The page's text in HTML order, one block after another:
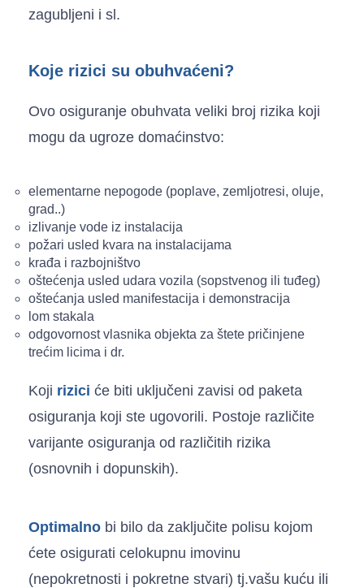
zagubljeni i sl.
Koje rizici su obuhvaćeni?
Ovo osiguranje obuhvata veliki broj rizika koji
mogu da ugroze domaćinstvo:
elementarne nepogode (poplave, zemljotresi, oluje,
grad..)
izlivanje vode iz instalacija
požari usled kvara na instalacijama
krađa i razbojništvo
oštećenja usled udara vozila (sopstvenog ili tuđeg)
oštećanja usled manifestacija i demonstracija
lom stakala
odgovornost vlasnika objekta za štete pričinjene
trećim licima i dr.
Koji rizici će biti uključeni zavisi od paketa
osiguranja koji ste ugovorili. Postoje različite
varijante osiguranja od različitih rizika
(osnovnih i dopunskih).
Optimalno bi bilo da zaključite polisu kojom
ćete osigurati celokupnu imovinu
(nepokretnosti i pokretne stvari) tj.vašu kuću ili